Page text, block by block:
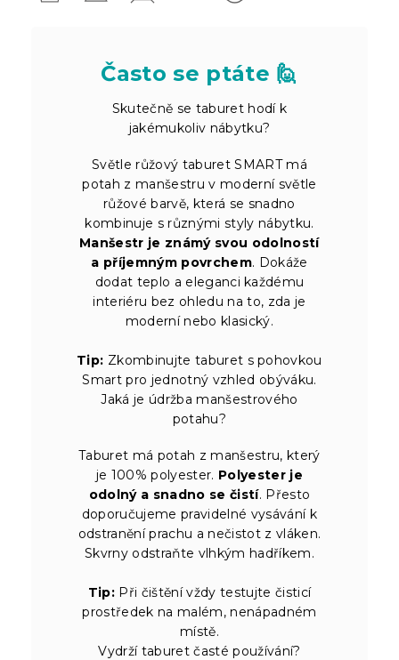
Často se ptáte 🙋
Skutečně se taburet hodí k
jakémukoliv nábytku?
Světle růžový taburet SMART má
potah z manšestru v moderní světle
růžové barvě, která se snadno
kombinuje s různými styly nábytku.
Manšestr je známý svou odolností
a příjemným povrchem. Dokáže
dodat teplo a eleganci každému
interiéru bez ohledu na to, zda je
moderní nebo klasický.
Tip: Zkombinujte taburet s pohovkou
Smart pro jednotný vzhled obýváku.
Jaká je údržba manšestrového
potahu?
Taburet má potah z manšestru, který
je 100% polyester. Polyester je
odolný a snadno se čistí. Přesto
doporučujeme pravidelné vysávání k
odstranění prachu a nečistot z vláken.
Skvrny odstraňte vlhkým hadříkem.
Tip: Při čištění vždy testujte čisticí
prostředek na malém, nenápadném
místě.
Vydrží taburet časté používání?